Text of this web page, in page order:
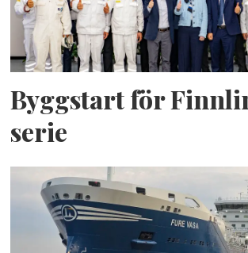
Byggstart för
serie